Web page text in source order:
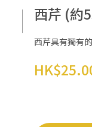
西芹 (約
西芹具有獨有